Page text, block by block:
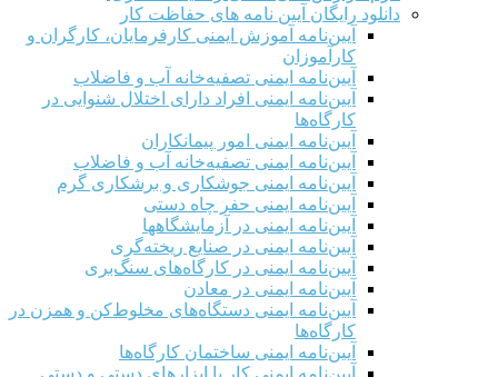
دانلود رایگان آیین نامه های حفاظت کار
آیین‌نامه آموزش ایمنی کارفرمایان، کارگران و
کارآموزان
آیین‌نامه ایمنی تصفیه‌خانه آب و فاضلاب
آیین‌نامه ایمنی افراد دارای اختلال شنوایی در
کارگاه‌ها
آیین‌نامه ایمنی امور پیمانکاران
آیین‌نامه ایمنی تصفیه‌خانه آب و فاضلاب
آیین‌نامه ایمنی جوشکاری و برشکاری گرم
آیین‌نامه ایمنی حفر چاه دستی
آیین‌نامه ایمنی در آزمایشگاهها
آیین‌نامه ایمنی در صنایع ریخته‌گری
آیین‌نامه ایمنی در کارگاه‌های سنگ‌بری
آیین‌نامه ایمنی در معادن
آیین‌نامه ایمنی دستگاه‌های مخلوط‌کن و همزن در
کارگاه‌ها
آیین‌نامه ایمنی ساختمان کارگاه‌ها
آیین‌نامه ایمنی کار با ابزارهای دستی و دستی